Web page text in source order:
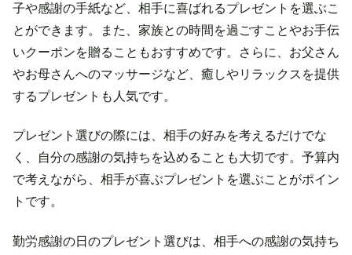
子や感謝の手紙など、相手に喜ばれるプレゼントを選ぶこ
とができます。また、家族との時間を過ごすことやお手伝
いクーポンを贈ることもおすすめです。さらに、お父さん
やお母さんへのマッサージなど、癒しやリラックスを提供
するプレゼントも人気です。
プレゼント選びの際には、相手の好みを考えるだけでな
く、自分の感謝の気持ちを込めることも大切です。予算内
で考えながら、相手が喜ぶプレゼントを選ぶことがポイン
トです。
勤労感謝の日のプレゼント選びは、相手への感謝の気持ち